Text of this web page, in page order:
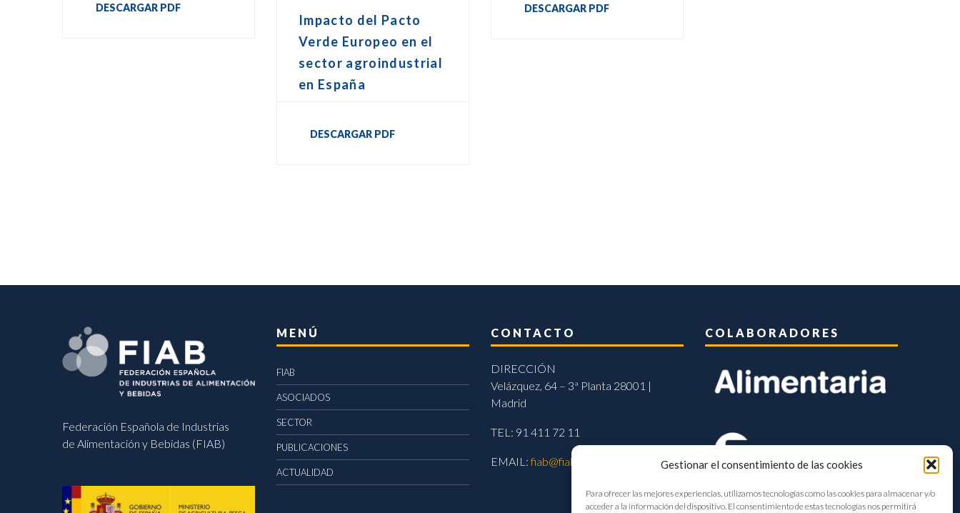
Gestionar el consentimiento de las cookies
Para ofrecer las mejores experiencias, utilizamos tecnologías como las cookies para almacenar y/o
acceder a la información del dispositivo. El consentimiento de estas tecnologías nos permitirá
DESCARGAR PDF
Impacto del Pacto
Verde Europeo en el
sector agroindustrial
en España
DESCARGAR PDF
DESCARGAR PDF
Federación Española de Industrias
de Alimentación y Bebidas (FIAB)
MENÚ
FIAB
ASOCIADOS
SECTOR
PUBLICACIONES
ACTUALIDAD
CONTACTO
DIRECCIÓN
Velázquez, 64 – 3ª Planta 28001 |
Madrid
TEL: 91 411 72 11
EMAIL:fiab@fiab.es
COLABORADORES